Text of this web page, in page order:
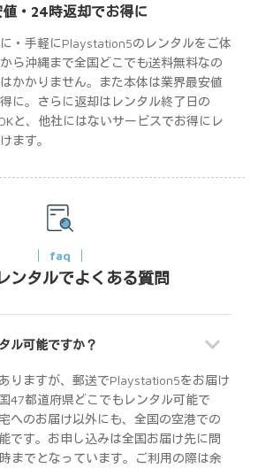
・24時返却でお得に
・手軽にPlaystation5のレンタルをご体
ら沖縄まで全国どこでも送料無料なの
かかりません。また本体は業界最安値
に。さらに返却はレンタル終了日の
と、他社にはないサービスでお得にレ
ます。
faq
ンタルでよくある質問
ル可能ですか？
りますが、郵送でPlaystation5をお届け
47都道府県どこでもレンタル可能で
へのお届け以外にも、全国の空港での
です。お申し込みは全国お届け先に問
までとなっています。ご利用の際は余